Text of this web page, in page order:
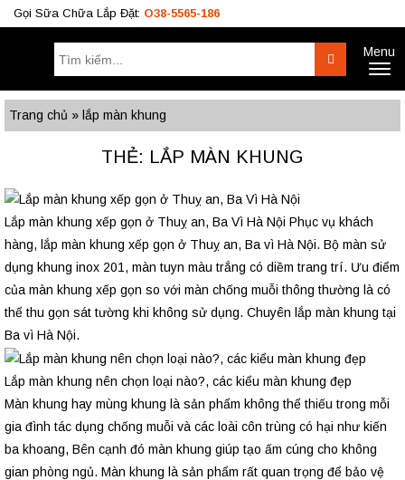
Gọi Sữa Chữa Lắp Đặt: O38-5565-186
Tìm
kiếm:
SearchMenu
Công Trình BÁO GIÁ RÈM
O38.5565.186
Trang chủ » lắp màn khung
THẺ: LẮP MÀN KHUNG
Lắp màn khung xếp gọn ở Thuỵ an, Ba Vì Hà Nội Phục vụ khách
hàng, lắp màn khung xếp gọn ở Thuỵ an, Ba vì Hà Nội. Bộ màn sử
dụng khung inox 201, màn tuyn màu trắng có diềm trang trí. Ưu điểm
của màn khung xếp gọn so với màn chống muỗi thông thường là có
thể thu gọn sát tường khi không sử dụng. Chuyên lắp màn khung tại
Ba vì Hà Nội.
Lắp màn khung nên chọn loại nào?, các kiểu màn khung đẹp
Màn khung hay mùng khung là sản phẩm không thể thiếu trong mỗi
gia đình tác dụng chống muỗi và các loài côn trùng có hại như kiến
ba khoang, Bên cạnh đó màn khung giúp tạo ấm cúng cho không
gian phòng ngủ. Màn khung là sản phẩm rất quan trọng để bảo vệ